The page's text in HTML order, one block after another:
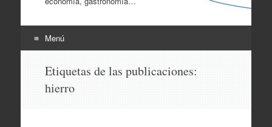
Menú
contenido
Etiquetas de las publicaciones:
hierro